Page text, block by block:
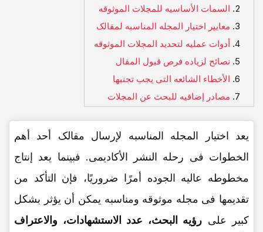
السمات الأساسیه للمجلات الموثوقه
معاییر اختیار المجله المناسبه لمقالک
أدوات عملیه لتحدید المجلات الموثوقه
نصائح لزیاده فرص قبول المقال
الأخطاء الشائعه التی یجب تجنبها
مصادر إضافیه للبحث عن المجلات
یعد اختیار المجله المناسبه لإرسال مقالک أحد أهم
الخطوات فی رحله النشر الأکادیمی. فبینما یعد إنتاج
مخطوطه عالیه الجوده أمرًا ضروریًا، فإن التأکد من
تقدیمها فی مجله موثوقه ومناسبه یمکن أن یؤثر بشکل
کبیر على رؤیه البحث، عدد الاستشهادات، والاعتراف